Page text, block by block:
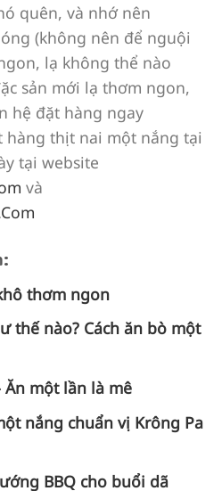
quên, và nhớ nên
(không nên để nguội
lạ không thể nào
sản mới lạ thơm ngon,
hệ đặt hàng ngay
hàng thịt nai một nắng tại
tại website
và
thơm ngon
thế nào? Cách ăn bò một
Ăn một lần là mê
nắng chuẩn vị Krông Pa
BBQ cho buổi dã